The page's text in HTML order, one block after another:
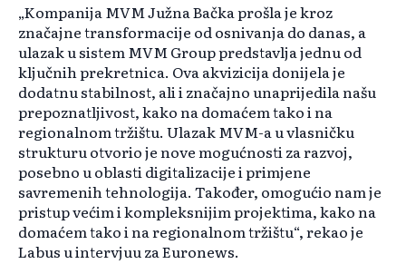
„Kompanija MVM Južna Bačka prošla je kroz
značajne transformacije od osnivanja do danas, a
ulazak u sistem MVM Group predstavlja jednu od
ključnih prekretnica. Ova akvizicija donijela je
dodatnu stabilnost, ali i značajno unaprijedila našu
prepoznatljivost, kako na domaćem tako i na
regionalnom tržištu. Ulazak MVM-a u vlasničku
strukturu otvorio je nove mogućnosti za razvoj,
posebno u oblasti digitalizacije i primjene
savremenih tehnologija. Također, omogućio nam je
pristup većim i kompleksnijim projektima, kako na
domaćem tako i na regionalnom tržištu“, rekao je
Labus u intervjuu za Euronews.